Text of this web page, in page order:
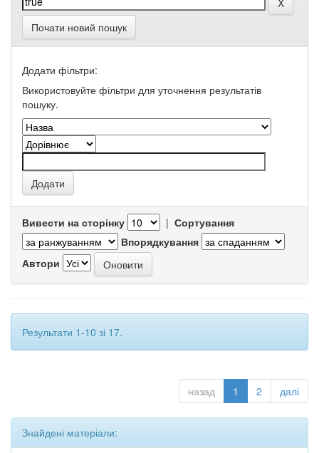
Почати новий пошук
Додати фільтри:
Використовуйте фільтри для уточнення результатів
пошуку.
Вивести на сторінку | Сортування
Впорядкування
Автори
Результати 1-10 зі 17.
назад 1 2 далі
Знайдені матеріали: